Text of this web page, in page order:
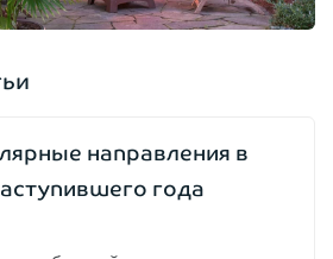
направления в
года